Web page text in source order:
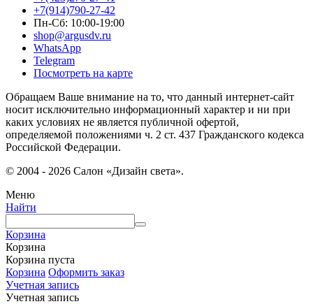
+7(914)790-27-42
Пн-Сб: 10:00-19:00
shop@argusdv.ru
WhatsApp
Telegram
Посмотреть на карте
Обращаем Ваше внимание на то, что данный интернет-сайт
носит исключительно информационный характер и ни при
каких условиях не является публичной офертой,
определяемой положениями ч. 2 ст. 437 Гражданского кодекса
Российской Федерации.
© 2004 - 2026 Салон «Дизайн света».
Меню
Найти
Корзина
Корзина
Корзина пуста
Корзина Оформить заказ
Учетная запись
Учетная запись